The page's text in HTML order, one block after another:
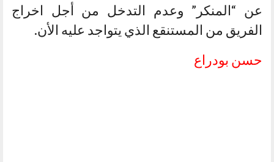
عن “المنكر” وعدم التدخل من أجل اخراج
الفريق من المستنقع الذي يتواجد عليه الأن.
حسن بودراع